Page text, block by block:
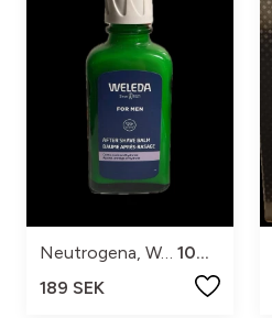
Neutrogena, Weleda
100ml
189 SEK